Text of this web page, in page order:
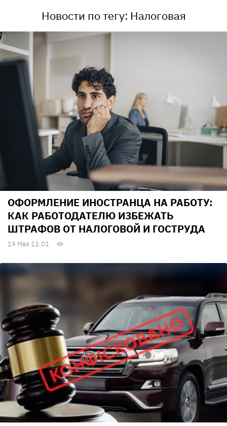
Новости по тегу: Налоговая
ОФОРМЛЕНИЕ ИНОСТРАНЦА НА РАБОТУ:
КАК РАБОТОДАТЕЛЮ ИЗБЕЖАТЬ
ШТРАФОВ ОТ НАЛОГОВОЙ И ГОСТРУДА
19 Мая 12:01